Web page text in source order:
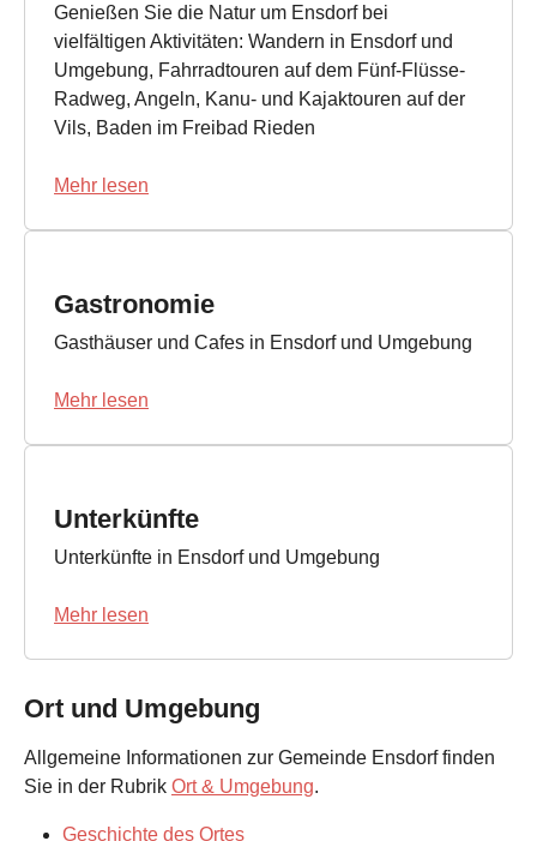
Genießen Sie die Natur um Ensdorf bei
vielfältigen Aktivitäten: Wandern in Ensdorf und
Umgebung, Fahrradtouren auf dem Fünf-Flüsse-
Radweg, Angeln, Kanu- und Kajaktouren auf der
Vils, Baden im Freibad Rieden
Mehr lesen
Gastronomie
Gasthäuser und Cafes in Ensdorf und Umgebung
Mehr lesen
Unterkünfte
Unterkünfte in Ensdorf und Umgebung
Mehr lesen
Ort und Umgebung
Allgemeine Informationen zur Gemeinde Ensdorf finden
Sie in der Rubrik Ort & Umgebung.
Geschichte des Ortes